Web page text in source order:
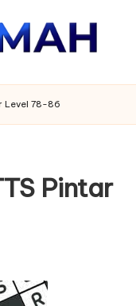
Level 78-86
Pintar